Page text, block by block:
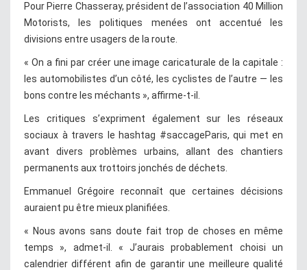
Pour Pierre Chasseray, président de l’association 40 Million
Motorists, les politiques menées ont accentué les
divisions entre usagers de la route.
« On a fini par créer une image caricaturale de la capitale :
les automobilistes d’un côté, les cyclistes de l’autre — les
bons contre les méchants », affirme-t-il.
Les critiques s’expriment également sur les réseaux
sociaux à travers le hashtag #saccageParis, qui met en
avant divers problèmes urbains, allant des chantiers
permanents aux trottoirs jonchés de déchets.
Emmanuel Grégoire reconnaît que certaines décisions
auraient pu être mieux planifiées.
« Nous avons sans doute fait trop de choses en même
temps », admet-il. « J’aurais probablement choisi un
calendrier différent afin de garantir une meilleure qualité